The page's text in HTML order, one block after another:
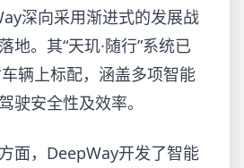
深向采用渐进式的发展战
地。其“天玑·随行”系统已
辆上标配，涵盖多项智能
驶安全性及效率。
面，DeepWay开发了智能